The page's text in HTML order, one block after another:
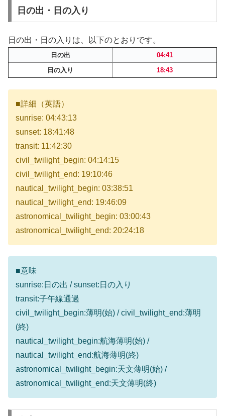
日の出・日の入り
日の出・日の入りは、以下のとおりです。
日の出
04:41
日の入り
18:43
■詳細（英語）
sunrise: 04:43:13
sunset: 18:41:48
transit: 11:42:30
civil_twilight_begin: 04:14:15
civil_twilight_end: 19:10:46
nautical_twilight_begin: 03:38:51
nautical_twilight_end: 19:46:09
astronomical_twilight_begin: 03:00:43
astronomical_twilight_end: 20:24:18
■意味
sunrise:日の出 / sunset:日の入り
transit:子午線通過
civil_twilight_begin:薄明(始) / civil_twilight_end:薄明
(終)
nautical_twilight_begin:航海薄明(始) /
nautical_twilight_end:航海薄明(終)
astronomical_twilight_begin:天文薄明(始) /
astronomical_twilight_end:天文薄明(終)